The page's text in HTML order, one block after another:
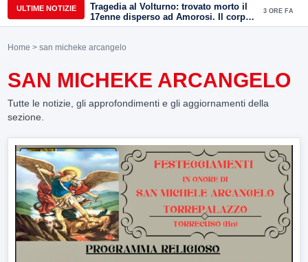
ULTIME NOTIZIE
Tragedia al Volturno: trovato morto il
17enne disperso ad Amorosi. Il corpo
recuperato dai sommozzatori
3 ORE FA
Home > san micheke arcangelo
SAN MICHEKE ARCANGELO
Tutte le notizie, gli approfondimenti e gli aggiornamenti della
sezione.